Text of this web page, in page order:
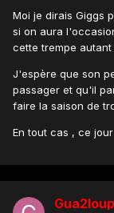
Moi je dirais Giggs
si on aura
cette trempe
J'espère que son
passager et qu'il
faire la saison de
En tout cas , ce